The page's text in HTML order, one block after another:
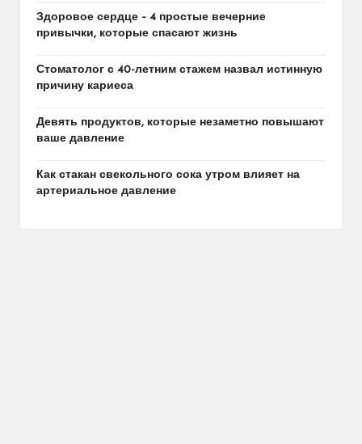
Здоровое сердце – 4 простые вечерние
привычки, которые спасают жизнь
Стоматолог с 40-летним стажем назвал истинную
причину кариеса
Девять продуктов, которые незаметно повышают
ваше давление
Как стакан свекольного сока утром влияет на
артериальное давление